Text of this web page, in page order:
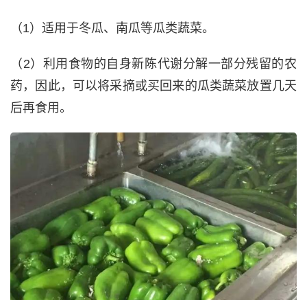
（1）适用于冬瓜、南瓜等瓜类蔬菜。
（2）利用食物的自身新陈代谢分解一部分残留的农
药，因此，可以将采摘或买回来的瓜类蔬菜放置几天
后再食用。